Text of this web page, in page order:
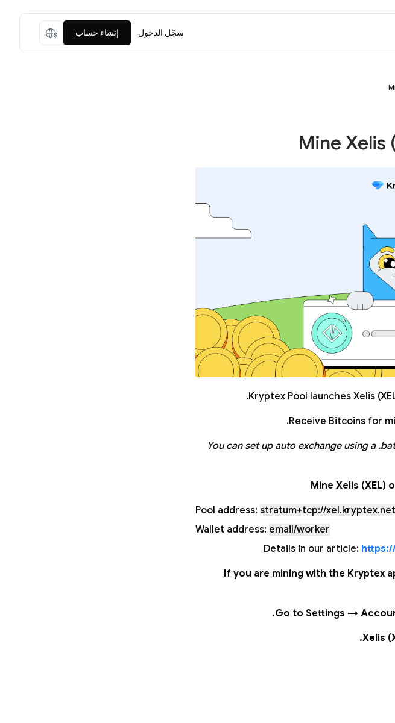
سجّل الدخول إنشاء حساب
Mine Xelis
Kryptex Pool launches Xelis
Receive Bitcoins for
You can set up auto exchange using a
Mine Xelis (XEL)
Pool address: stratum+tcp://
Wallet address: email/worker
Details in our article:
If you are mining with the Kryptex
Go to Settings →
Xelis